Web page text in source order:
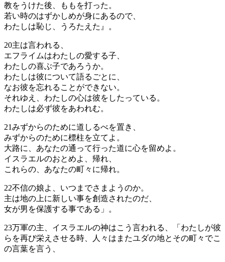
教をうけた後、ももを打った。
若い時のはずかしめが身にあるので、
わたしは恥じ、うろたえた』。
20主は言われる、
エフライムはわたしの愛する子、
わたしの喜ぶ子であろうか。
わたしは彼について語るごとに、
なお彼を忘れることができない。
それゆえ、わたしの心は彼をしたっている。
わたしは必ず彼をあわれむ。
21みずからのために道しるべを置き、
みずからのために標柱を立てよ。
大路に、あなたの通って行った道に心を留めよ。
イスラエルのおとめよ、帰れ、
これらの、あなたの町々に帰れ。
22不信の娘よ、いつまでさまようのか。
主は地の上に新しい事を創造されたのだ、
女が男を保護する事である」。
23万軍の主、イスラエルの神はこう言われる、「わたしが彼
らを再び栄えさせる時、人々はまたユダの地とその町々でこ
の言葉を言う、